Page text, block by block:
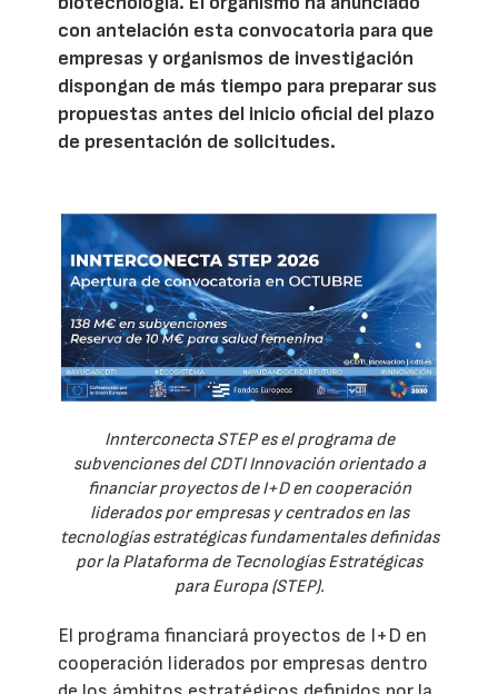
con antelación esta convocatoria para que
empresas y organismos de investigación
dispongan de más tiempo para preparar sus
propuestas antes del inicio oficial del plazo
de presentación de solicitudes.
Innterconecta STEP es el programa de
subvenciones del CDTI Innovación orientado a
financiar proyectos de I+D en cooperación
liderados por empresas y centrados en las
tecnologías estratégicas fundamentales definidas
por la Plataforma de Tecnologías Estratégicas
para Europa (STEP).
El programa financiará proyectos de I+D en
cooperación liderados por empresas dentro